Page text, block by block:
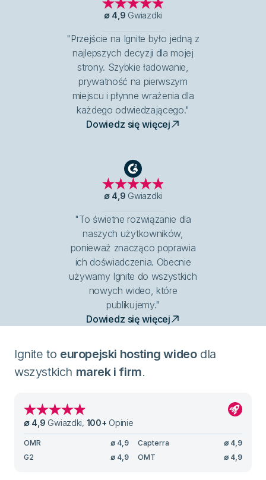
∅ 4,9 Gwiazdki
"Przejście na Ignite było jedną z
najlepszych decyzji dla mojej
strony. Szybkie ładowanie,
prywatność na pierwszym
miejscu i płynne wrażenia dla
każdego odwiedzającego."
Dowiedz się więcej
G2
∅ 4,9 Gwiazdki
"To świetne rozwiązanie dla
naszych użytkowników,
ponieważ znacząco poprawia
ich doświadczenia. Obecnie
używamy Ignite do wszystkich
nowych wideo, które
publikujemy."
Dowiedz się więcej
Ignite to europejski hosting wideodla
wszystkich marek i firm.
∅ 4,9 Gwiazdki, 100+ Opinie
OMR ∅ 4,9 Capterra ∅ 4,9
G2
∅ 4,9 OMT ∅ 4,9